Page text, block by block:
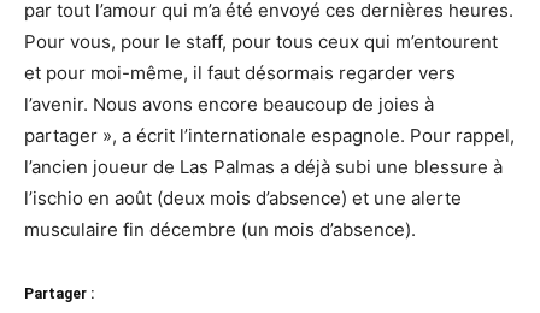
par tout l’amour qui m’a été envoyé ces dernières heures.
Pour vous, pour le staff, pour tous ceux qui m’entourent
et pour moi-même, il faut désormais regarder vers
l’avenir. Nous avons encore beaucoup de joies à
partager », a écrit l’internationale espagnole. Pour rappel,
l’ancien joueur de Las Palmas a déjà subi une blessure à
l’ischio en août (deux mois d’absence) et une alerte
musculaire fin décembre (un mois d’absence).
Partager :